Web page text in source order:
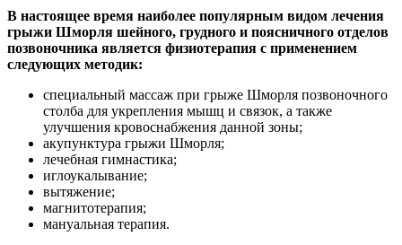
В настоящее время наиболее популярным видом лечения
грыжи Шморля шейного, грудного и поясничного отделов
позвоночника является физиотерапия с применением
следующих методик:
специальный массаж при грыже Шморля позвоночного
столба для укрепления мышц и связок, а также
улучшения кровоснабжения данной зоны;
акупунктура грыжи Шморля;
лечебная гимнастика;
иглоукалывание;
вытяжение;
магнитотерапия;
мануальная терапия.